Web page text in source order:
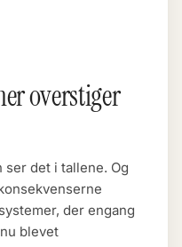
overstiger
ser det i tallene. Og
der engang
blevet